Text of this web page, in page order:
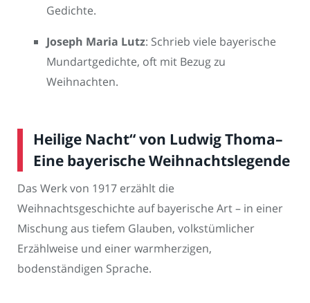
Gedichte.
Joseph Maria Lutz: Schrieb viele bayerische
Mundartgedichte, oft mit Bezug zu
Weihnachten.
Heilige Nacht“ von Ludwig Thoma–
Eine bayerische Weihnachtslegende
Das Werk von 1917 erzählt die
Weihnachtsgeschichte auf bayerische Art – in einer
Mischung aus tiefem Glauben, volkstümlicher
Erzählweise und einer warmherzigen,
bodenständigen Sprache.